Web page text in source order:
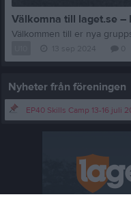
Välkomna till laget.se
Nyheter från föreningen
EP40 Skills Camp 13-16 juli